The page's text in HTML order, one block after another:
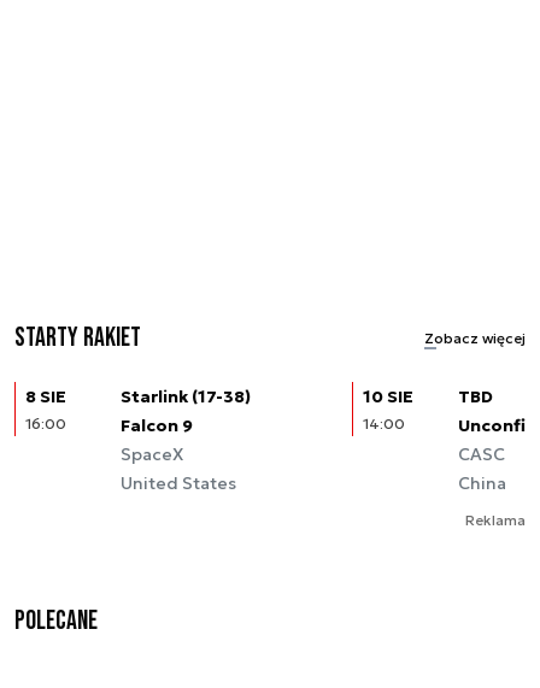
Starty rakiet Zobacz więcej
8 SIE
16:00
Starlink (17-38)
Falcon 9
SpaceX
United States
10 SIE
14:00
TBD
CASC
China
Reklama
Polecane